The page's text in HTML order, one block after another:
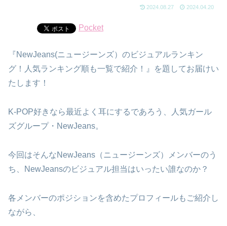
2024.08.27 2024.04.20
Pocket
『NewJeans(ニュージーンズ）のビジュアルランキン
グ！人気ランキング順も一覧で紹介！』を題してお届けい
たします！
K-POP好きなら最近よく耳にするであろう、人気ガール
ズグループ・NewJeans。
今回はそんなNewJeans（ニュージーンズ）メンバーのう
ち、NewJeansのビジュアル担当はいったい誰なのか？
各メンバーのポジションを含めたプロフィールもご紹介し
ながら、